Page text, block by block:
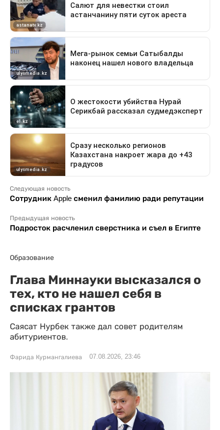
Следующая новость
Сотрудник Apple сменил фамилию ради репутации
Предыдущая новость
Подросток расчленил сверстника и съел в Египте
Образование
Глава Миннауки высказался о
тех, кто не нашел себя в
списках грантов
Саясат Нурбек также дал совет родителям
абитуриентов.
Фарида Курмангалиева 07.08.2026, 23:46